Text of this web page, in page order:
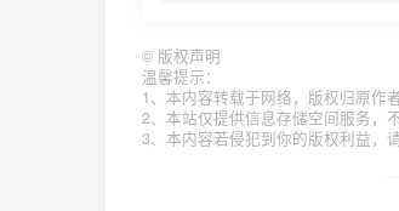
© 版权声明
温馨提示：
1、本内容转载于网络，版权归原作者
2、本站仅提供信息存储空间服务，
3、本内容若侵犯到你的版权利益，